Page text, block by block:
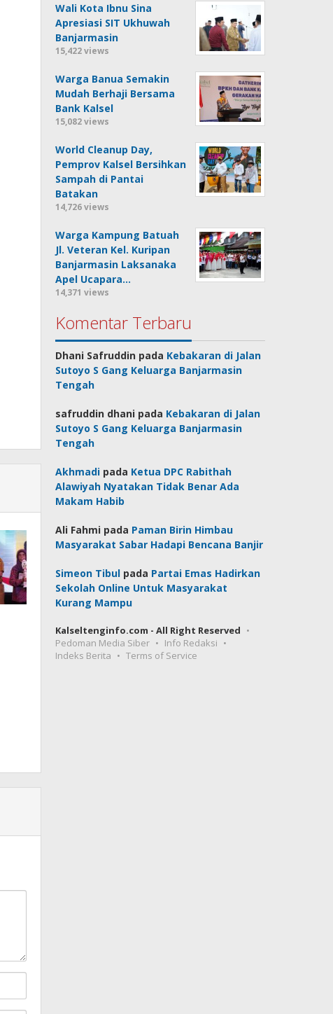
Wali Kota Ibnu Sina
Apresiasi SIT Ukhuwah
Banjarmasin
15,422 views
Warga Banua Semakin
Mudah Berhaji Bersama
Bank Kalsel
15,082 views
World Cleanup Day,
Pemprov Kalsel Bersihkan
Sampah di Pantai
Batakan
14,726 views
Warga Kampung Batuah
Jl. Veteran Kel. Kuripan
Banjarmasin Laksanaka
Apel Ucapara…
14,371 views
Komentar Terbaru
Dhani Safruddin pada Kebakaran di Jalan
Sutoyo S Gang Keluarga Banjarmasin
Tengah
safruddin dhani pada Kebakaran di Jalan
Sutoyo S Gang Keluarga Banjarmasin
Tengah
Akhmadi pada Ketua DPC Rabithah
Alawiyah Nyatakan Tidak Benar Ada
Makam Habib
Ali Fahmi pada Paman Birin Himbau
Masyarakat Sabar Hadapi Bencana Banjir
Simeon Tibul pada Partai Emas Hadirkan
Sekolah Online Untuk Masyarakat
Kurang Mampu
Kalseltenginfo.com - All Right Reserved
Pedoman Media Siber
Info Redaksi
Indeks Berita
Terms of Service